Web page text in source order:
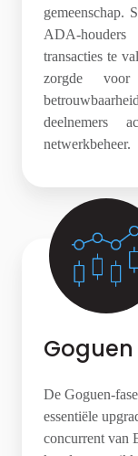
gemeenschap.
ADA-
transacties te
zorgde
deelnemers
netwerkbeheer.
Goguen
De Goguen-
essentiële
concurrent van